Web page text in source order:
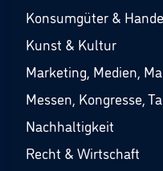
Konsumgüter &
Kunst & Kultur
Marketing, Medien,
Messen, Kongresse,
Nachhaltigkeit
Recht & Wirtschaft